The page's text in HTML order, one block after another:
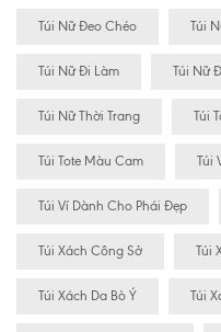
Túi Nữ Đeo Chéo Túi
Túi Nữ Đi Làm Túi Nữ
Túi Nữ Thời Trang Túi
Túi Tote Màu Cam Túi
Túi Ví Dành Cho Phái Đẹp
Túi Xách Công Sở Túi
Túi Xách Da Bò Ý Túi